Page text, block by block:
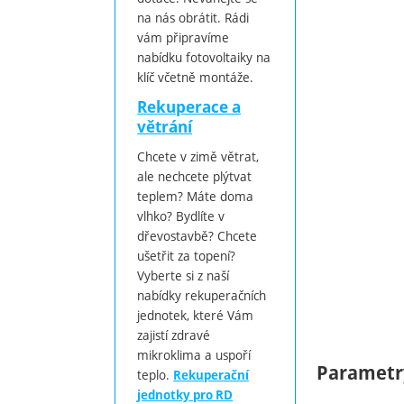
na nás obrátit. Rádi
vám připravíme
nabídku fotovoltaiky na
klíč včetně montáže.
Rekuperace a
větrání
Chcete v zimě větrat,
ale nechcete plýtvat
teplem? Máte doma
vlhko? Bydlíte v
dřevostavbě? Chcete
ušetřit za topení?
Vyberte si z naší
nabídky rekuperačních
jednotek, které Vám
zajistí zdravé
mikroklima a uspoří
teplo. Rekuperační
jednotky pro RD